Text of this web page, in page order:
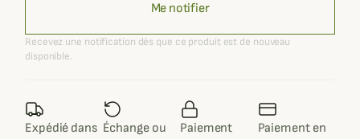
Me notifier
Recevez une notification dès que ce produit est de nouveau
disponible.
Expédié dans Échange ou
Paiement
Paiement en